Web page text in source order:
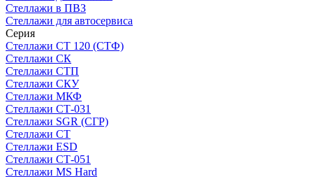
Стеллажи в ПВЗ
Стеллажи для автосервиса
Серия
Стеллажи СТ 120 (СТФ)
Стеллажи СК
Стеллажи СТП
Стеллажи СКУ
Стеллажи МКФ
Стеллажи СТ-031
Стеллажи SGR (СГР)
Стеллажи СТ
Стеллажи ESD
Стеллажи СТ-051
Стеллажи MS Hard